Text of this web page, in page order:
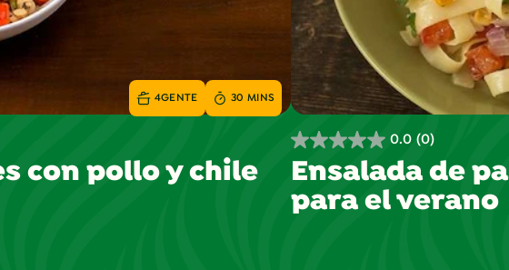
con pollo y chile
4GENTE 30 MINS
0.0 (0)
0.0
de
5
estrellas.
Ensalada de
para el verano